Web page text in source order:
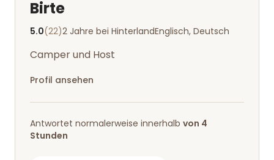
Birte
5.0(22)2 Jahre bei HinterlandEnglisch, Deutsch
Camper und Host
Profil ansehen
Antwortet normalerweise innerhalb von 4
Stunden